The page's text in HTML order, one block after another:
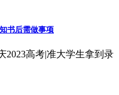
书后需做事项
2023高考|准大学生拿到录